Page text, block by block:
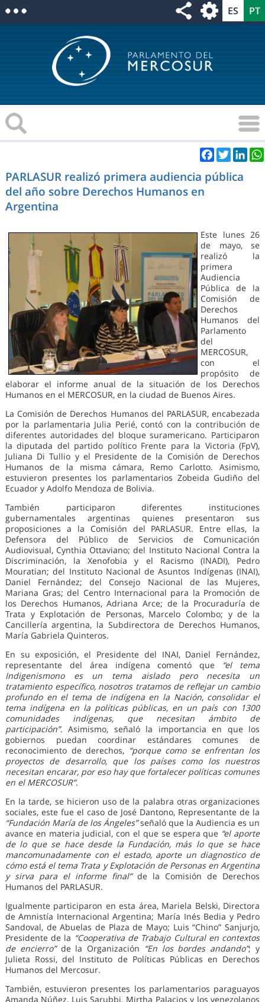
Facebook
Twitter
PARLASUR realizó primera audiencia pública
del año sobre Derechos Humanos en
Argentina
Este lunes 26
de mayo, se
realizó la
primera
Audiencia
Pública de la
Comisión de
Derechos
Humanos del
Parlamento
del
MERCOSUR,
con el
propósito de
elaborar el informe anual de la situación de los Derechos
Humanos en el MERCOSUR, en la ciudad de Buenos Aires.
La Comisión de Derechos Humanos del PARLASUR, encabezada
por la parlamentaria Julia Perié, contó con la contribución de
diferentes autoridades del bloque suramericano. Participaron
la diputada del partido político Frente para la Victoria (FpV),
Juliana Di Tullio y el Presidente de la Comisión de Derechos
Humanos de la misma cámara, Remo Carlotto. Asimismo,
estuvieron presentes los parlamentarios Zobeida Gudiño del
Ecuador y Adolfo Mendoza de Bolivia.
También participaron diferentes instituciones
gubernamentales argentinas quienes presentaron sus
proposiciones a la Comisión del PARLASUR. Entre ellas, la
Defensora del Público de Servicios de Comunicación
Audiovisual, Cynthia Ottaviano; del Instituto Nacional Contra la
Discriminación, la Xenofobia y el Racismo (INADI), Pedro
Mouratian; del Instituto Nacional de Asuntos Indígenas (INAI),
Daniel Fernández; del Consejo Nacional de las Mujeres,
Mariana Gras; del Centro Internacional para la Promoción de
los Derechos Humanos, Adriana Arce; de la Procuraduría de
Trata y Explotación de Personas, Marcelo Colombo; y de la
Cancillería argentina, la Subdirectora de Derechos Humanos,
María Gabriela Quinteros.
En su exposición, el Presidente del INAI, Daniel Fernández,
representante del área indígena comentó que “el tema
Indigenismono es un tema aislado pero necesita un
tratamiento específico, nosotros tratamos de reflejar un cambio
profundo en el tema de indígena en la Nación, consolidar el
tema indígena en la políticas públicas, en un país con 1300
comunidades indígenas, que necesitan ámbito de
participación”. Asimismo, señaló la importancia en que los
gobiernos puedan coordinar estándares comunes de
reconocimiento de derechos, “porque como se enfrentan los
proyectos de desarrollo, que los países como los nuestros
necesitan encarar, por eso hay que fortalecer políticas comunes
en el MERCOSUR”.
En la tarde, se hicieron uso de la palabra otras organizaciones
sociales, este fue el caso de José Dantono, Representante de la
“Fundación María de los Ángeles”señaló que la Audiencia es un
avance en materia judicial, con el que se espera que “el aporte
de lo que se hace desde la Fundación, más lo que se hace
mancomunadamente con el estado, aporte un diagnostico de
cómo está el tema Trata y Explotación de Personas en Argentina
y sirva para el informe final”de la Comisión de Derechos
Humanos del PARLASUR.
Igualmente participaron en esta área, Mariela Belski, Directora
de Amnistía Internacional Argentina; María Inés Bedia y Pedro
Sandoval, de Abuelas de Plaza de Mayo; Luis “Chino” Sanjurjo,
Presidente de la “Cooperativa de Trabajo Cultural en contextos
de encierro”de la Organización “En los bordes andando”; y
Julieta Rossi, del Instituto de Políticas Públicas en Derechos
Humanos del Mercosur.
También, estuvieron presentes los parlamentarios paraguayos
Amanda Núñez, Luis Sarubbi, Mirtha Palacios y los venezolanos